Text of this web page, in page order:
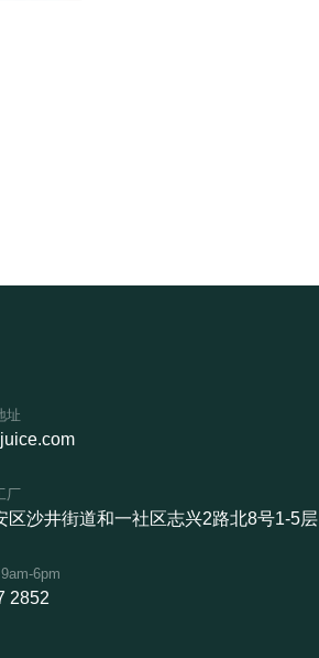
址
厂
区沙井街道和一社区志兴2路北8号1-5层
6pm
2852